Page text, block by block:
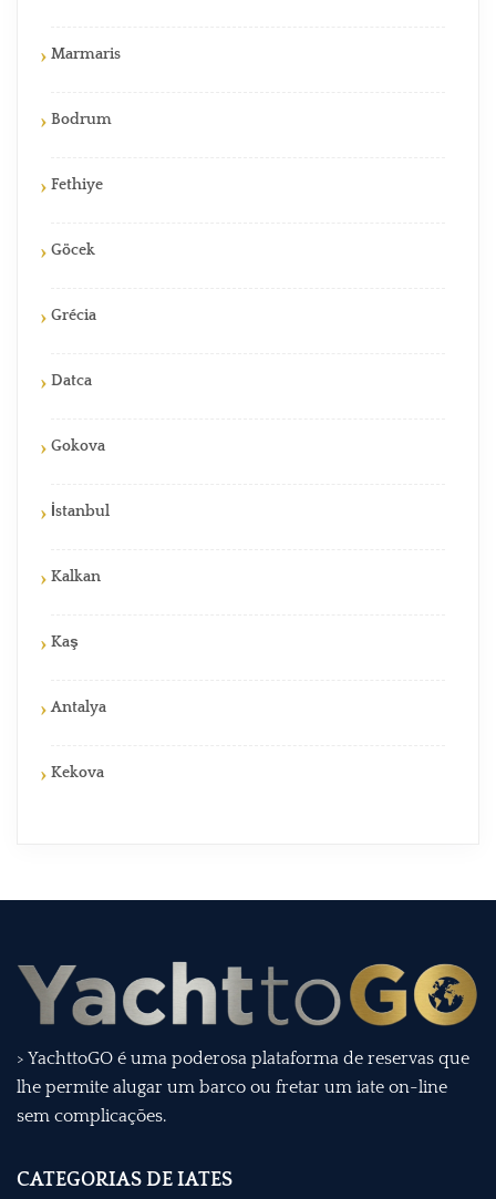
Marmaris
Bodrum
Fethiye
Göcek
Grécia
Datca
Gokova
İstanbul
Kalkan
Kaş
Antalya
Kekova
> YachttoGO é uma poderosa plataforma de reservas que
lhe permite alugar um barco ou fretar um iate on-line
sem complicações.
CATEGORIAS DE IATES